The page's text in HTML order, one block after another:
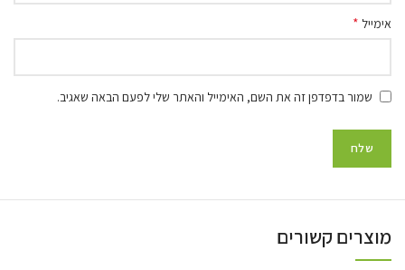
אימייל *
שמור בדפדפן זה את השם, האימייל והאתר שלי לפעם הבאה שאגיב.
מוצרים קשורים